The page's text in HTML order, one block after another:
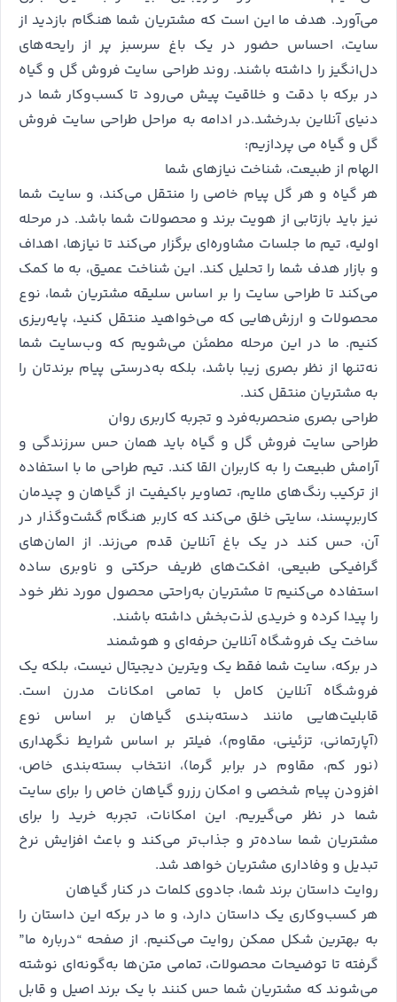
می‌آورد. هدف ما این است که مشتریان شما هنگام بازدید از
سایت، احساس حضور در یک باغ سرسبز پر از رایحه‌های
دل‌انگیز را داشته باشند. روند طراحی سایت فروش گل و گیاه
در برکه با دقت و خلاقیت پیش می‌رود تا کسب‌وکار شما در
دنیای آنلاین بدرخشد.در ادامه به مراحل طراحی سایت فروش
گل و گیاه می پردازیم:
الهام از طبیعت، شناخت نیازهای شما
هر گیاه و هر گل پیام خاصی را منتقل می‌کند، و سایت شما
نیز باید بازتابی از هویت برند و محصولات شما باشد. در مرحله
اولیه، تیم ما جلسات مشاوره‌ای برگزار می‌کند تا نیازها، اهداف
و بازار هدف شما را تحلیل کند. این شناخت عمیق، به ما کمک
می‌کند تا طراحی سایت را بر اساس سلیقه مشتریان شما، نوع
محصولات و ارزش‌هایی که می‌خواهید منتقل کنید، پایه‌ریزی
کنیم. ما در این مرحله مطمئن می‌شویم که وب‌سایت شما
نه‌تنها از نظر بصری زیبا باشد، بلکه به‌درستی پیام برندتان را
به مشتریان منتقل کند.
طراحی بصری منحصربه‌فرد و تجربه کاربری روان
طراحی سایت فروش گل و گیاه باید همان حس سرزندگی و
آرامش طبیعت را به کاربران القا کند. تیم طراحی ما با استفاده
از ترکیب رنگ‌های ملایم، تصاویر باکیفیت از گیاهان و چیدمان
کاربرپسند، سایتی خلق می‌کند که کاربر هنگام گشت‌وگذار در
آن، حس کند در یک باغ آنلاین قدم می‌زند. از المان‌های
گرافیکی طبیعی، افکت‌های ظریف حرکتی و ناوبری ساده
استفاده می‌کنیم تا مشتریان به‌راحتی محصول مورد نظر خود
را پیدا کرده و خریدی لذت‌بخش داشته باشند.
ساخت یک فروشگاه آنلاین حرفه‌ای و هوشمند
در برکه، سایت شما فقط یک ویترین دیجیتال نیست، بلکه یک
فروشگاه آنلاین کامل با تمامی امکانات مدرن است.
قابلیت‌هایی مانند دسته‌بندی گیاهان بر اساس نوع
(آپارتمانی، تزئینی، مقاوم)، فیلتر بر اساس شرایط نگهداری
(نور کم، مقاوم در برابر گرما)، انتخاب بسته‌بندی خاص،
افزودن پیام شخصی و امکان رزرو گیاهان خاص را برای سایت
شما در نظر می‌گیریم. این امکانات، تجربه خرید را برای
مشتریان شما ساده‌تر و جذاب‌تر می‌کند و باعث افزایش نرخ
تبدیل و وفاداری مشتریان خواهد شد.
روایت داستان برند شما، جادوی کلمات در کنار گیاهان
هر کسب‌وکاری یک داستان دارد، و ما در برکه این داستان را
به بهترین شکل ممکن روایت می‌کنیم. از صفحه “درباره ما”
گرفته تا توضیحات محصولات، تمامی متن‌ها به‌گونه‌ای نوشته
می‌شوند که مشتریان شما حس کنند با یک برند اصیل و قابل